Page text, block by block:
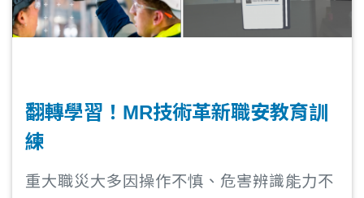
翻轉學習！MR技術革新職安教育訓
練
重大職災大多因操作不慎、危害辨識能力不